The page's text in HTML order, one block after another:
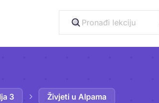
3 Živjeti u Alpama